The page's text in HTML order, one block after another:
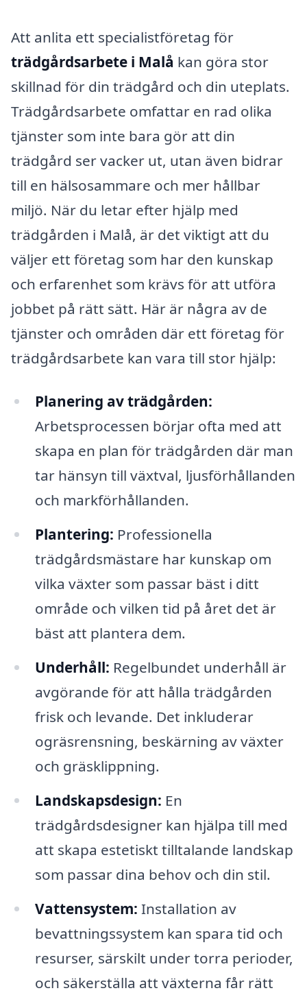
Att anlita ett specialistföretag för
trädgårdsarbete i Malå kan göra stor
skillnad för din trädgård och din uteplats.
Trädgårdsarbete omfattar en rad olika
tjänster som inte bara gör att din
trädgård ser vacker ut, utan även bidrar
till en hälsosammare och mer hållbar
miljö. När du letar efter hjälp med
trädgården i Malå, är det viktigt att du
väljer ett företag som har den kunskap
och erfarenhet som krävs för att utföra
jobbet på rätt sätt. Här är några av de
tjänster och områden där ett företag för
trädgårdsarbete kan vara till stor hjälp:
Planering av trädgården:
Arbetsprocessen börjar ofta med att
skapa en plan för trädgården där man
tar hänsyn till växtval, ljusförhållanden
och markförhållanden.
Plantering: Professionella
trädgårdsmästare har kunskap om
vilka växter som passar bäst i ditt
område och vilken tid på året det är
bäst att plantera dem.
Underhåll: Regelbundet underhåll är
avgörande för att hålla trädgården
frisk och levande. Det inkluderar
ogräsrensning, beskärning av växter
och gräsklippning.
Landskapsdesign: En
trädgårdsdesigner kan hjälpa till med
att skapa estetiskt tilltalande landskap
som passar dina behov och din stil.
Vattensystem: Installation av
bevattningssystem kan spara tid och
resurser, särskilt under torra perioder,
och säkerställa att växterna får rätt